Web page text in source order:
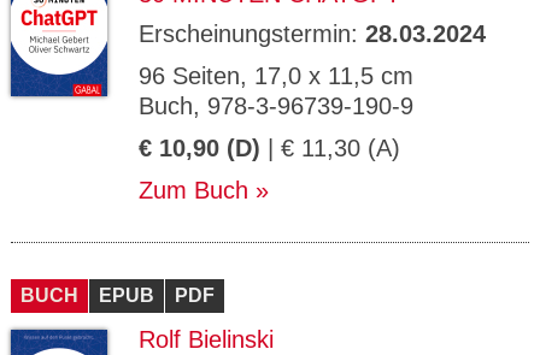
Erscheinungstermin: 28.03.2024
96 Seiten, 17,0 x 11,5 cm
Buch, 978-3-96739-190-9
€ 10,90 (D) | € 11,30 (A)
Zum Buch
BUCH EPUB PDF
Rolf Bielinski